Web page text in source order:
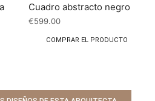
Cuadro abstracto negro
€599.00
COMPRAR EL PRODUCTO